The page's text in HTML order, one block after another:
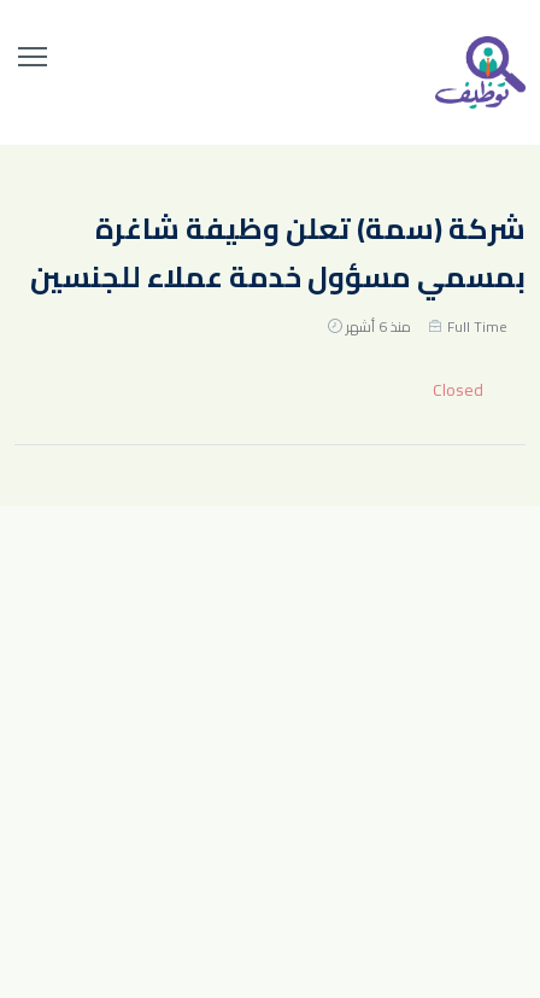
شركة (سمة) تعلن وظيفة شاغرة
بمسمي مسؤول خدمة عملاء للجنسين
Full Time منذ 6 أشهر
Closed